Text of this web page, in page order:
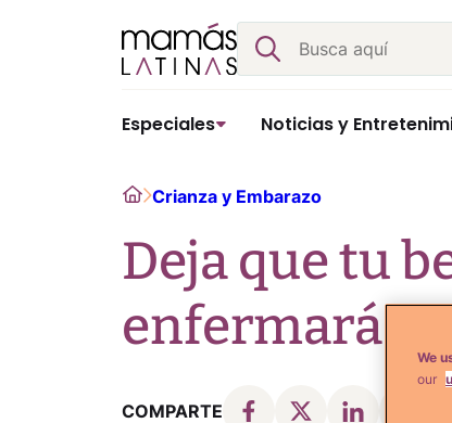
Buscar
Especiales Noticias y
HomeCrianza y Embarazo
Deja que tu
enfermará
COMPARTE
We
our